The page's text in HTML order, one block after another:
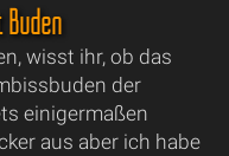
wisst ihr, ob das
der
einigermaßen
aus aber ich habe